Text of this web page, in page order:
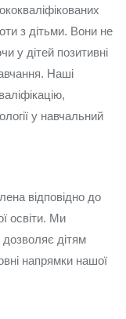
з дітьми. Вони не
у дітей позитивні
Наші
у навчальний
відповідно до
освіти. Ми
дозволяє дітям
напрямки нашої